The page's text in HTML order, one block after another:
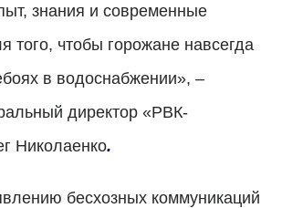
знания и современные
того, чтобы горожане навсегда
в водоснабжении», –
директор «РВК-
Николаенко.
бесхозных коммуникаций